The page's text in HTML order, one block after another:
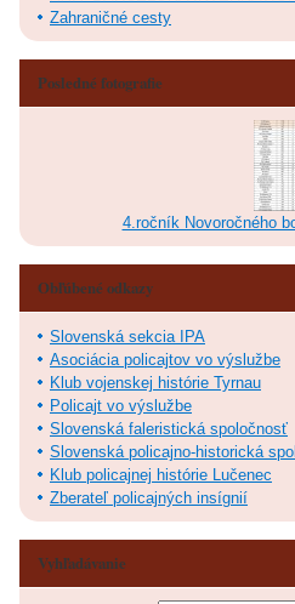
Zahraničné cesty
Posledné fotografie
4.ročník Novoročného
Obľúbené odkazy
Slovenská sekcia IPA
Asociácia policajtov vo výslužbe
Klub vojenskej histórie Tyrnau
Policajt vo výslužbe
Slovenská faleristická spoločnosť
Slovenská policajno-historická
Klub policajnej histórie Lučenec
Zberateľ policajných insígnií
Vyhľadávanie